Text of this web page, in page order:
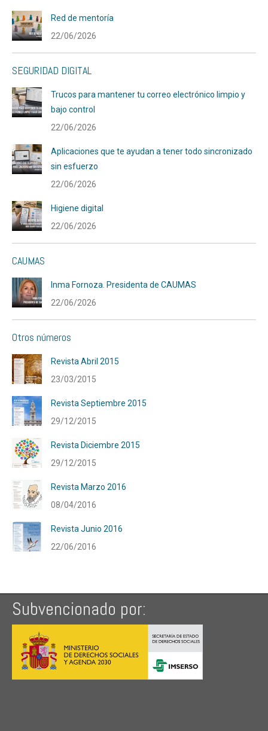
Red de mentoría
22/06/2026
SEGURIDAD DIGITAL
Trucos para mantener tu correo electrónico limpio y
bajo control
22/06/2026
Aplicaciones que te ayudan a tener todo sincronizado
sin esfuerzo
22/06/2026
Higiene digital
22/06/2026
CAUMAS
Inma Fornoza. Presidenta de CAUMAS
22/06/2026
Otros números
Revista Abril 2015
23/03/2015
Revista Septiembre 2015
29/12/2015
Revista Diciembre 2015
29/12/2015
Revista Marzo 2016
08/04/2016
Revista Junio 2016
22/06/2016
Subvencionado por: